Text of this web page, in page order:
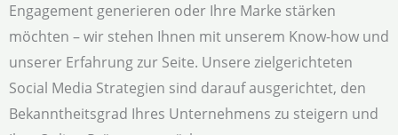
Engagement generieren oder Ihre Marke stärken
möchten – wir stehen Ihnen mit unserem Know-how und
unserer Erfahrung zur Seite. Unsere zielgerichteten
Social Media Strategien sind darauf ausgerichtet, den
Bekanntheitsgrad Ihres Unternehmens zu steigern und